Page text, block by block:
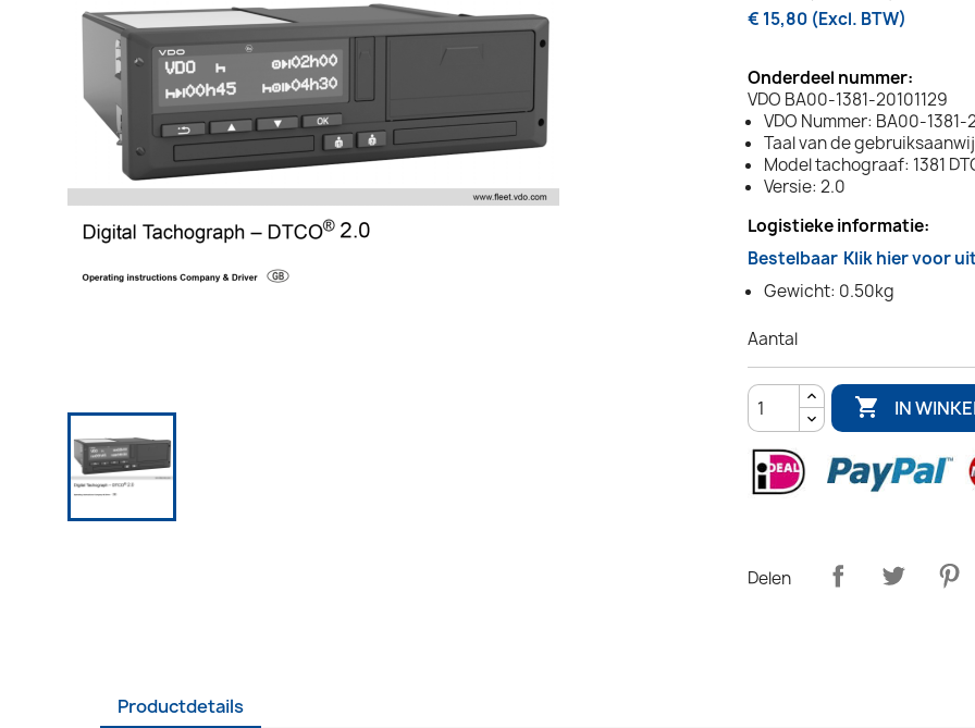
€ 15,80 (Excl. BTW)
Onderdeel nummer:
VDO BA00-1381-20101129
VDO Nummer: BA00-1381-
Taal van de
Model tachograaf: 1381
Versie: 2.0
Logistieke informatie:
Bestelbaar Klik hier voor
Gewicht: 0.50kg
Aantal
 IN
Delen
Productdetails